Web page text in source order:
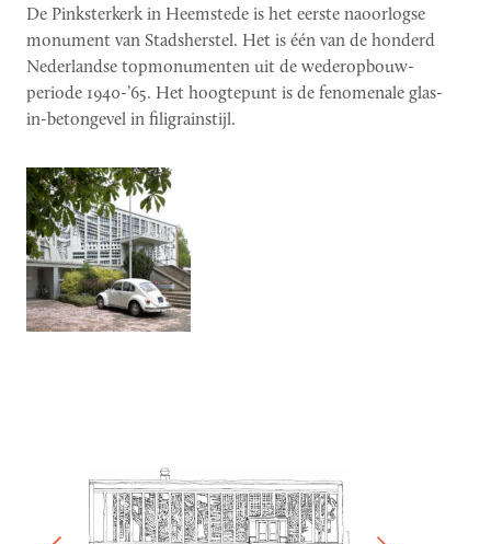
De Pinksterkerk in Heemstede is het eerste naoorlogse
monument van Stadsherstel. Het is één van de honderd
Nederlandse topmonumenten uit de wederopbouw-
periode 1940-’65. Het hoogtepunt is de fenomenale glas-
in-betongevel in filigrainstijl.